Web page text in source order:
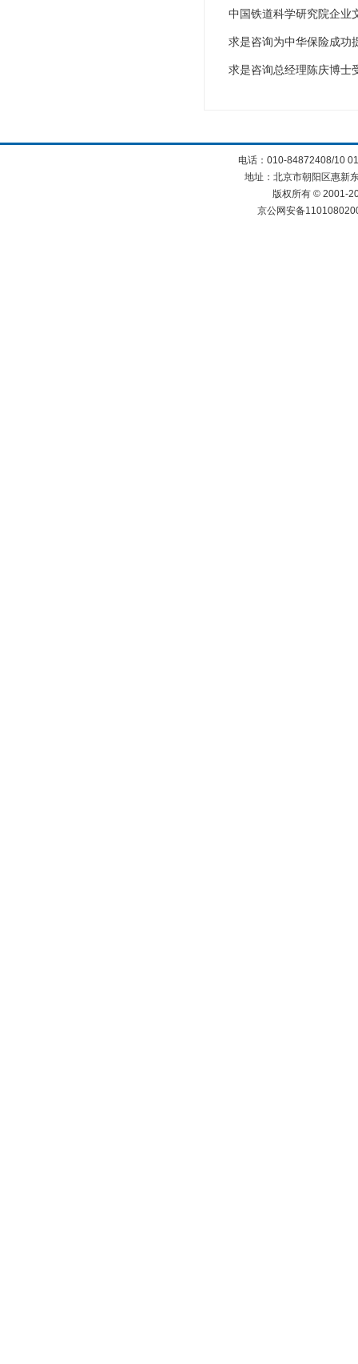
中国铁道科学研究院企业
求是咨询为中华保险成功
求是咨询总经理陈庆博士
电话：010-84872408/10
地址：北京市朝阳区惠新
版权所有 © 2001-
京公网安备